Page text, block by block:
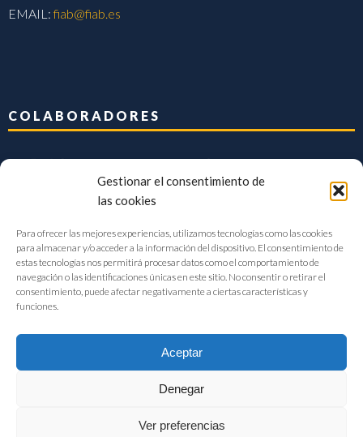
Gestionar el consentimiento de
las cookies
Para ofrecer las mejores experiencias, utilizamos tecnologías como las cookies
para almacenar y/o acceder a la información del dispositivo. El consentimiento de
estas tecnologías nos permitirá procesar datos como el comportamiento de
navegación o las identificaciones únicas en este sitio. No consentir o retirar el
consentimiento, puede afectar negativamente a ciertas características y
funciones.
Aceptar
Denegar
Ver preferencias
EMAIL:fiab@fiab.es
COLABORADORES
FIAB Federación Española de Industrias de la Alimentación y Bebidas